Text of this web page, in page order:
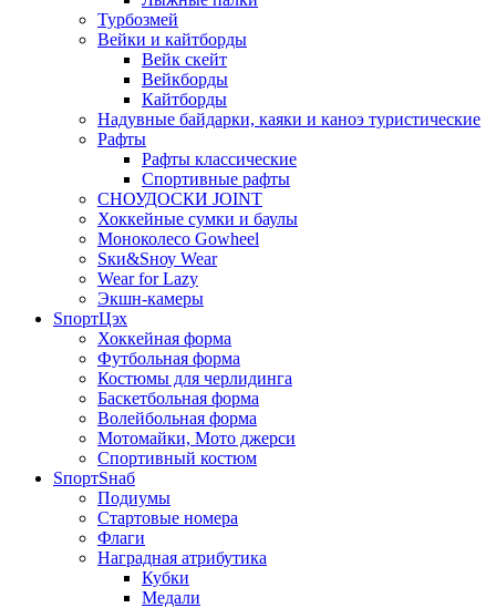
Турбозмей
Вейки и кайтборды
Вейк скейт
Вейкборды
Кайтборды
Надувные байдарки, каяки и каноэ туристические
Рафты
Рафты классические
Спортивные рафты
СНОУДОСКИ JOINT
Хоккейные сумки и баулы
Моноколесо Gowheel
Sки&Sноу Wear
Wear for Lazy
Экшн-камеры
SпортЦэх
Хоккейная форма
Футбольная форма
Костюмы для черлидинга
Баскетбольная форма
Волейбольная форма
Мотомайки, Мото джерси
Спортивный костюм
SпортSнаб
Подиумы
Стартовые номера
Флаги
Наградная атрибутика
Кубки
Медали